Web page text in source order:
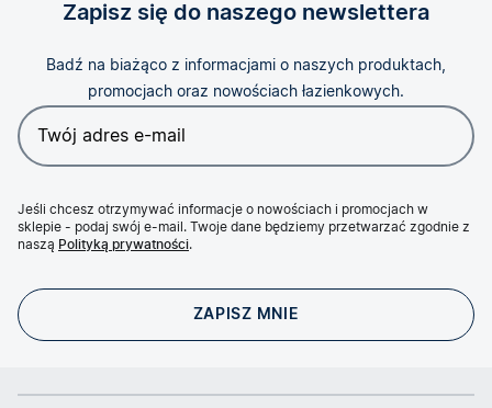
Zapisz się do naszego newslettera
Badź na biażąco z informacjami o naszych produktach,
promocjach oraz nowościach łazienkowych.
Jeśli chcesz otrzymywać informacje o nowościach i promocjach w
sklepie - podaj swój e-mail. Twoje dane będziemy przetwarzać zgodnie z
naszą Polityką prywatności.